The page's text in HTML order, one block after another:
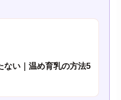
ない｜温め育乳の方法5